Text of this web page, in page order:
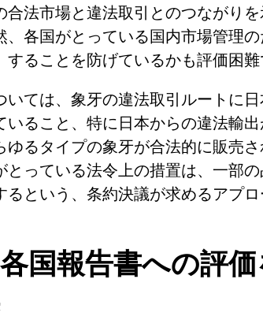
法市場と違法取引とのつながり
各国がとっている国内市場管理
ることを防げているかも評価困難
ては、象牙の違法取引ルートに
ること、特に日本からの違法輸出
ゆるタイプの象牙が合法的に販売
っている法令上の措置は、一部
という、条約決議が求めるアプ
国報告書への評価